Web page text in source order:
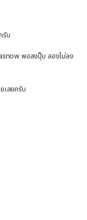
รับ
พอลงปุ็บ ลองไม่ลง
เลยครับ